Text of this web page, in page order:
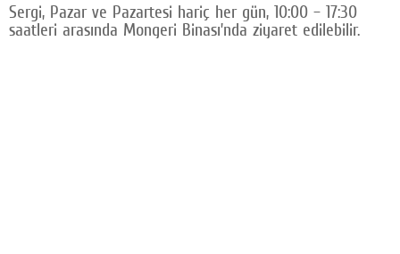
Sergi, Pazar ve Pazartesi hariç her gün, 10:00 – 17:30
saatleri arasında Mongeri Binası’nda ziyaret edilebilir.